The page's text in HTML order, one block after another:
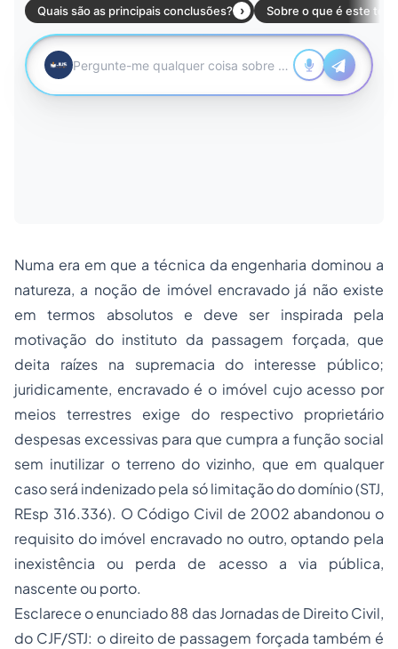
Numa era em que a técnica da engenharia dominou a
natureza, a noção de imóvel encravado já não existe
em termos absolutos e deve ser inspirada pela
motivação do instituto da passagem forçada, que
deita raízes na supremacia do interesse público;
juridicamente, encravado é o imóvel cujo acesso por
meios terrestres exige do respectivo proprietário
despesas excessivas para que cumpra a função social
sem inutilizar o terreno do vizinho, que em qualquer
caso será indenizado pela só limitação do domínio (STJ,
REsp 316.336). O Código Civil de 2002 abandonou o
requisito do imóvel encravado no outro, optando pela
inexistência ou perda de acesso a via pública,
nascente ou porto.
Esclarece o enunciado 88 das Jornadas de Direito Civil,
do CJF/STJ: o direito de passagem forçada também é